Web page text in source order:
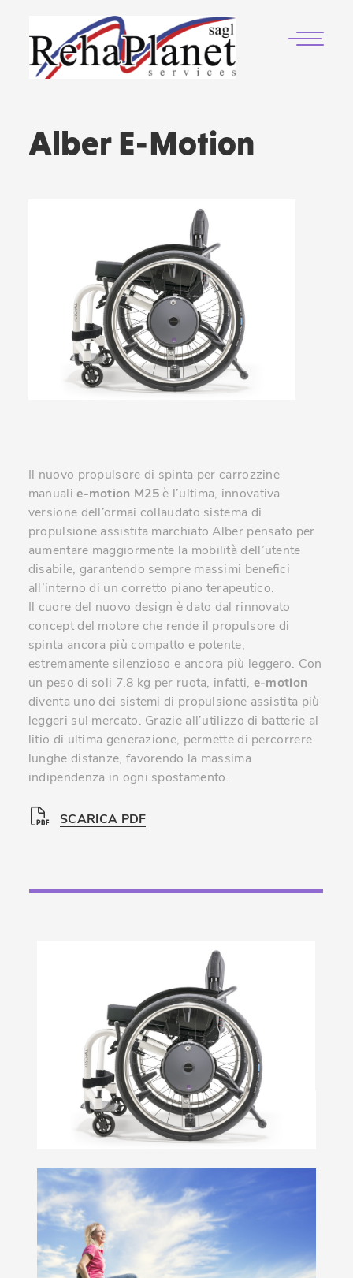
Alber E-Motion
Il nuovo propulsore di spinta per carrozzine
manualie-motion M25è l’ultima, innovativa
versione dell’ormai collaudato sistema di
propulsione assistita marchiato Alber pensato per
aumentare maggiormente la mobilità dell’utente
disabile, garantendo sempre massimi benefici
all’interno di un corretto piano terapeutico.
Il cuore del nuovo design è dato dal rinnovato
concept del motore che rende il propulsore di
spinta ancora più compatto e potente,
estremamente silenzioso e ancora più leggero. Con
un peso di soli 7.8 kg per ruota, infatti, e-motion
diventa uno dei sistemi di propulsione assistita più
leggeri sul mercato. Grazie all’utilizzo di batterie al
litio di ultima generazione, permette di percorrere
lunghe distanze, favorendo la massima
indipendenza in ogni spostamento.
SCARICA PDF